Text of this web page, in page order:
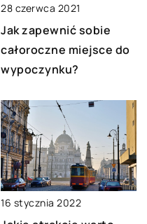
28 czerwca 2021
Jak zapewnić sobie
całoroczne miejsce do
wypoczynku?
16 stycznia 2022